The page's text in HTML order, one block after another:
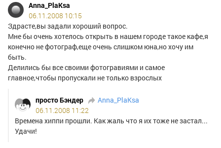
Anna_PlaKsa
06.11.2008 10:15
Здрасте,вы задали хороший вопрос.
Мне бы очень хотелось открыть в нашем городе такое кафе,я
конечно не фотограф,еще очень слишком юна,но хочу им
быть.
Делились бы все своими фотогравиями и самое
главное,чтобы пропускали не только взрослых
просто Бэндер
Anna_PlaKsa
06.11.2008 11:22
Времена хиппи прошли. Как жаль что я их тоже не застал...
Удачи!